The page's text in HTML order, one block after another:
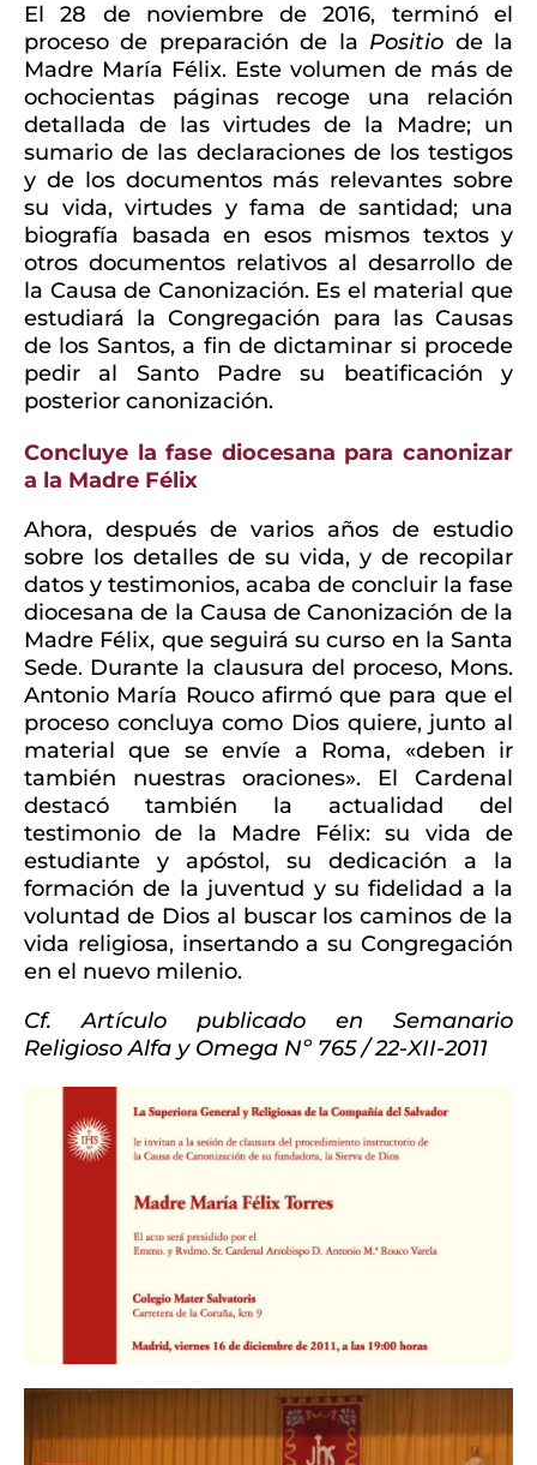
El 28 de noviembre de 2016, terminó el
proceso de preparación de la Positio de la
Madre María Félix. Este volumen de más de
ochocientas páginas recoge una relación
detallada de las virtudes de la Madre; un
sumario de las declaraciones de los testigos
y de los documentos más relevantes sobre
su vida, virtudes y fama de santidad; una
biografía basada en esos mismos textos y
otros documentos relativos al desarrollo de
la Causa de Canonización. Es el material que
estudiará la Congregación para las Causas
de los Santos, a fin de dictaminar si procede
pedir al Santo Padre su beatificación y
posterior canonización.
Concluye la fase diocesana para canonizar
a la Madre Félix
Ahora, después de varios años de estudio
sobre los detalles de su vida, y de recopilar
datos y testimonios, acaba de concluir la fase
diocesana de la Causa de Canonización de la
Madre Félix, que seguirá su curso en la Santa
Sede. Durante la clausura del proceso, Mons.
Antonio María Rouco afirmó que para que el
proceso concluya como Dios quiere, junto al
material que se envíe a Roma, «deben ir
también nuestras oraciones». El Cardenal
destacó también la actualidad del
testimonio de la Madre Félix: su vida de
estudiante y apóstol, su dedicación a la
formación de la juventud y su fidelidad a la
voluntad de Dios al buscar los caminos de la
vida religiosa, insertando a su Congregación
en el nuevo milenio.
Cf. Artículo publicado en Semanario
Religioso Alfa y Omega Nº 765 / 22-XII-2011